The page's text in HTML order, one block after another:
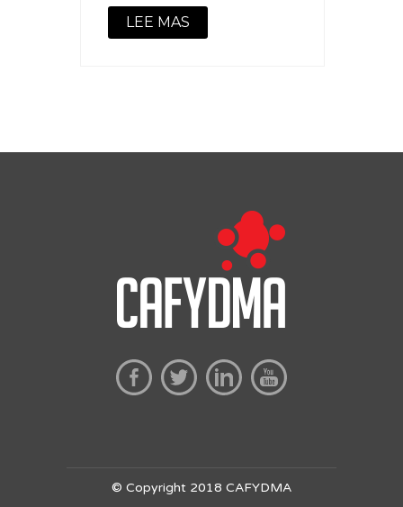
LEE MAS
© Copyright 2018 CAFYDMA